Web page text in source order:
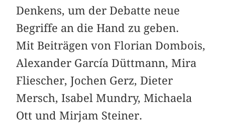
Denkens, um der Debatte neue
Begriffe an die Hand zu geben.
Mit Beiträgen von Florian Dombois,
Alexander García Düttmann, Mira
Fliescher, Jochen Gerz, Dieter
Mersch, Isabel Mundry, Michaela
Ott und Mirjam Steiner.